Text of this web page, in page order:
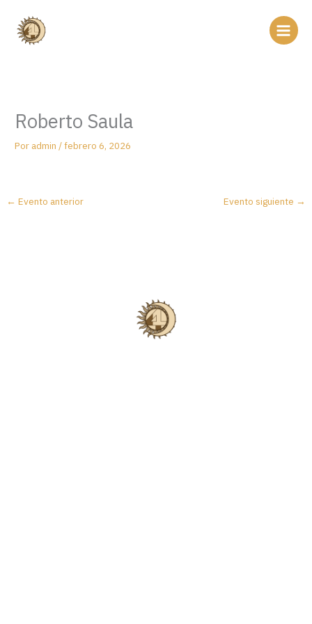
contenido
Roberto Saula
Por admin /febrero 6, 2026
← Evento anterior Evento siguiente →